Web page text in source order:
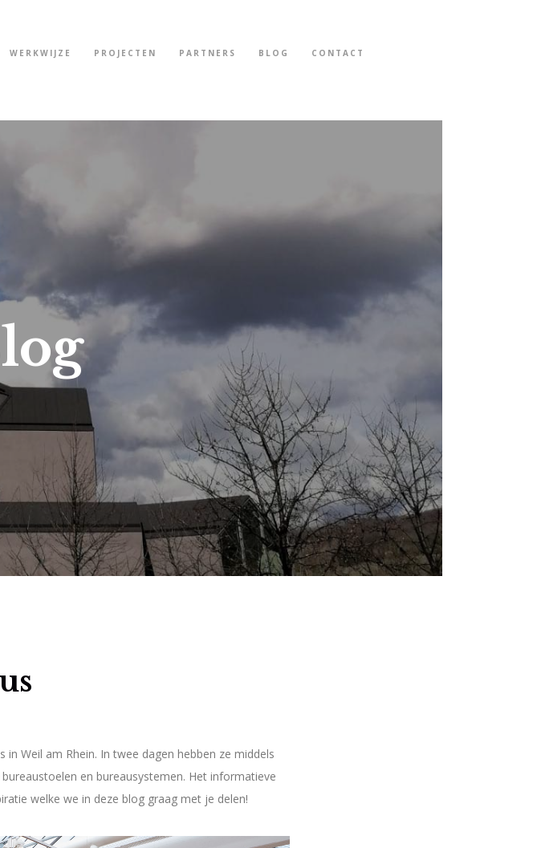
WERKWIJZE PROJECTEN PARTNERS BLOG CONTACT
in Weil am Rhein. In twee dagen hebben ze middels
en bureausystemen. Het informatieve
welke we in deze blog graag met je delen!